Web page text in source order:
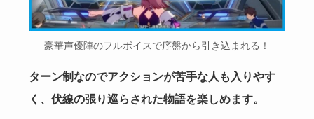
豪華声優陣のフルボイスで序盤から引き込まれる！
ターン制なのでアクションが苦手な人も入りやす
く、伏線の張り巡らされた物語を楽しめます。